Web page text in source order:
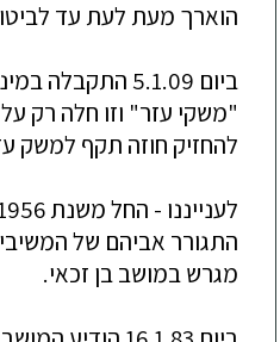
הוארך מעת לעת עד לביטולו
ביום
"משקי עזר" וזו חלה רק
להחזיק חוזה תקף למשק
לענייננו -
התגורר אביהם של
מגרש במושב בן זכאי.